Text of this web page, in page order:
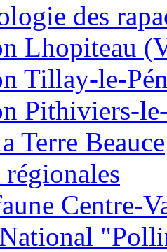
des
Lhopiteau
Tillay-le-
Pithiviers-
Terre Beauce
Centre-